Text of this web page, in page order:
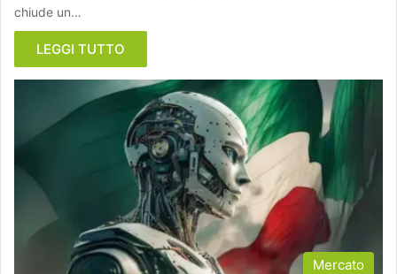
chiude un…
LEGGI TUTTO
Mercato